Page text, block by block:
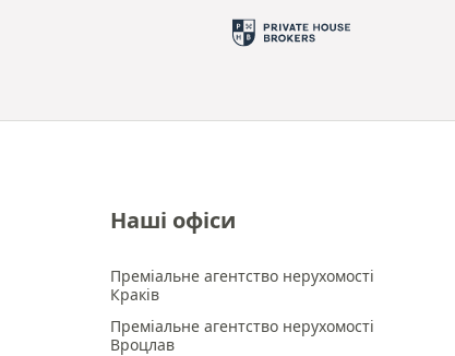
Наші офіси
Преміальне агентство нерухомості
Краків
Преміальне агентство нерухомості
Вроцлав